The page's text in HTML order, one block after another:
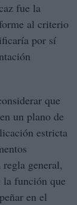
fue la
al criterio
por sí
que
un plano de
estricta
general,
la función que
en el